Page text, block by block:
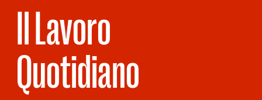
Il Lavoro
Quotidiano